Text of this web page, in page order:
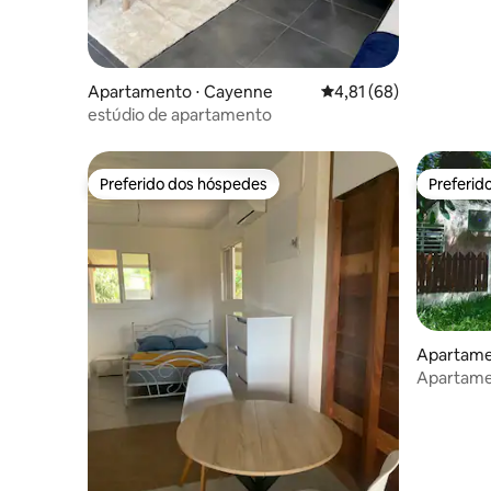
Apartamento ⋅ Cayenne 4,81 de uma avaliação
4,81 (68)
estúdio de apartamento
Preferido dos hóspedes
Preferido dos hóspedes